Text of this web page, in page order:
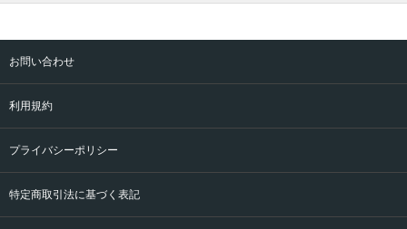
お問い合わせ
利用規約
プライバシーポリシー
特定商取引法に基づく表記